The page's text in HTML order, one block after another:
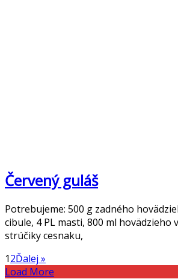
Červený guláš
Potrebujeme: 500 g zadného
cibule, 4 PL masti, 800 ml hovädzieho
strúčiky cesnaku,
12Ďalej »
Load More